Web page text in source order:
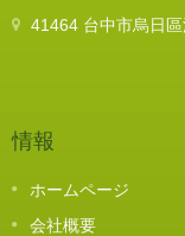
41464 台中市烏日
情報
ホームページ
会社概要